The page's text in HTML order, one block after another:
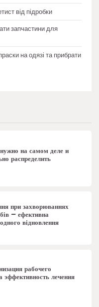
від підробки
запчастини для
на одязі та прибрати
на самом деле и
распределить
при захворюваннях
– ефективна
відновлення
рабочего
эффективность лечения